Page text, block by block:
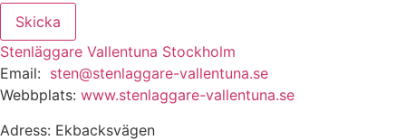
Skicka
Stenläggare Vallentuna Stockholm
Email: sten@stenlaggare-vallentuna.se
Webbplats: www.stenlaggare-vallentuna.se
Adress: Ekbacksvägen